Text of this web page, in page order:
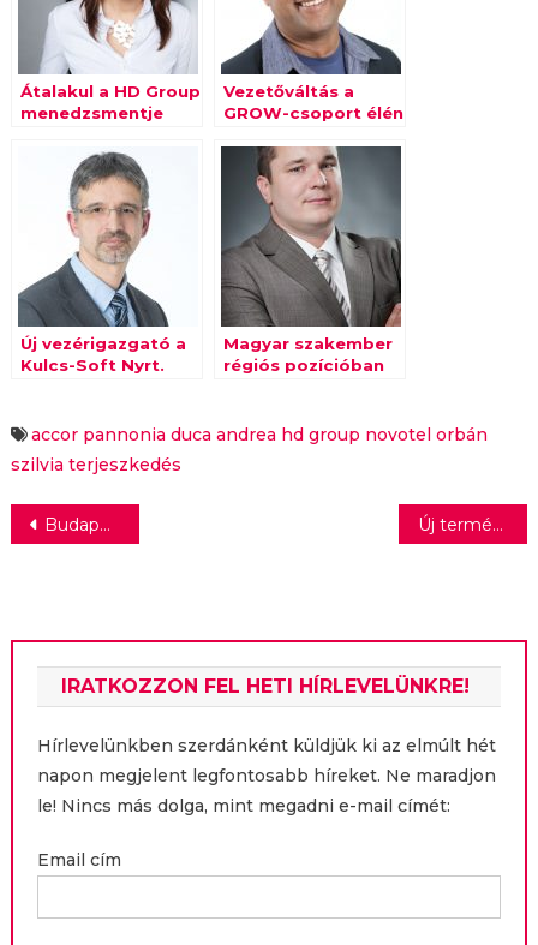
Átalakul a HD Group
menedzsmentje
Vezetőváltás a
GROW-csoport élén
Új vezérigazgató a
Kulcs-Soft Nyrt.
Magyar szakember
régiós pozícióban
accor pannonia duca andrea hd group novotel orbán
szilvia terjeszkedés
Bejegyzés
Budapest legjobb szórakozóhelyeit díjazta a Heineken Új termékcsaládot dobott piacra a Cornexi
IRATKOZZON FEL HETI HÍRLEVELÜNKRE!
Hírlevelünkben szerdánként küldjük ki az elmúlt hét
napon megjelent legfontosabb híreket. Ne maradjon
le! Nincs más dolga, mint megadni e-mail címét:
Email cím